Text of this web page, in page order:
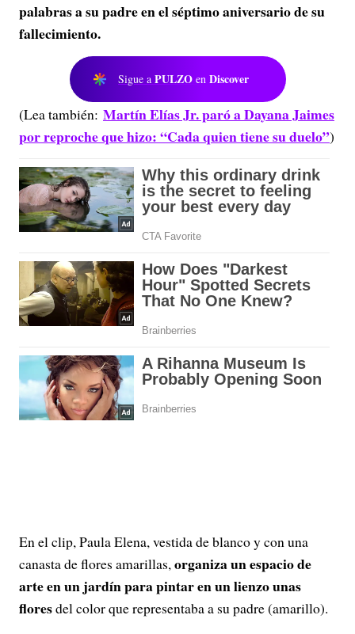
palabras a su padre en el séptimo aniversario de su
fallecimiento.
Sigue a PULZO en Discover
(Lea también: Martín Elías Jr. paró a Dayana Jaimes
por reproche que hizo: “Cada quien tiene su duelo”)
En el clip, Paula Elena, vestida de blanco y con una
canasta de flores amarillas,organiza un espacio de
arte en un jardín para pintar en un lienzo unas
floresdel color que representaba a su padre (amarillo).